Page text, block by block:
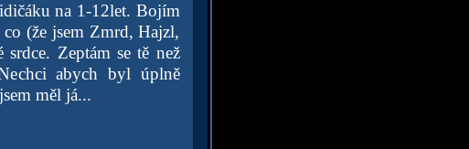
na 1-12let. Bojím
(že jsem Zmrd, Hajzl,
Zeptám se tě než
abych byl úplně
měl já...